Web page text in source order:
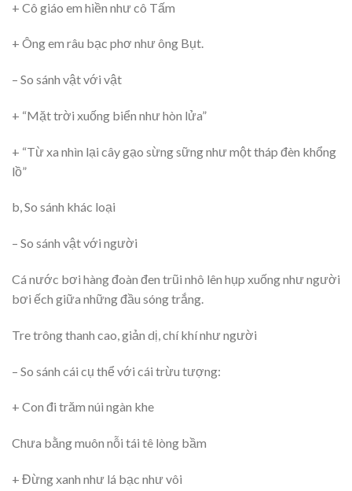
+ Cô giáo em hiền như cô Tấm
+ Ông em râu bạc phơ như ông Bụt.
– So sánh vật với vật
+ “Mặt trời xuống biển như hòn lửa”
+ “Từ xa nhìn lại cây gạo sừng sững như một tháp đèn khổng
lồ”
b, So sánh khác loại
– So sánh vật với người
Cá nước bơi hàng đoàn đen trũi nhô lên hụp xuống như người
bơi ếch giữa những đầu sóng trắng.
Tre trông thanh cao, giản dị, chí khí như người
– So sánh cái cụ thể với cái trừu tượng:
+ Con đi trăm núi ngàn khe
Chưa bằng muôn nỗi tái tê lòng bầm
+ Đừng xanh như lá bạc như vôi